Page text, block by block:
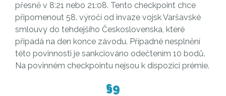
přesně v 8:21 nebo 21:08. Tento checkpoint chce
připomenout 58. výročí od invaze vojsk Varšavské
smlouvy do tehdejšího Československa, které
připadá na den konce závodu. Případné nesplnění
této povinnosti je sankciováno odečtením 10 bodů.
Na povinném checkpointu nejsou k dispozici prémie.
§9